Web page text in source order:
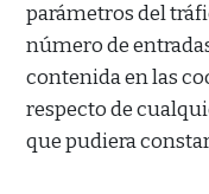
parámetros del
número de
contenida en las
respecto de
que pudiera